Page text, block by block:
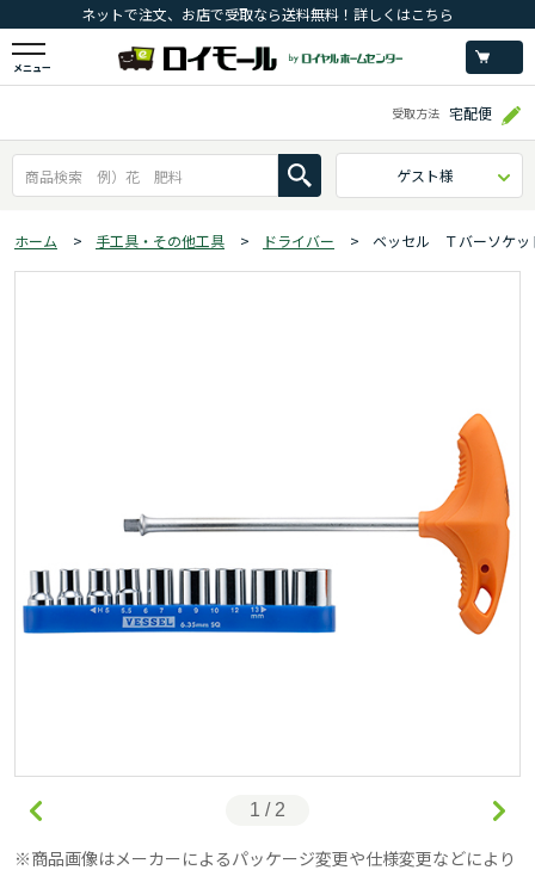
ネットで注文、お店で受取なら送料無料！詳しくはこちら
メニュー
受取方法 宅配便
ゲスト様
ホーム > 手工具・その他工具 > ドライバー > ベッセル Ｔバーソケ
1 / 2
商品画像はメーカーによるパッケージ変更や仕様変更などにより